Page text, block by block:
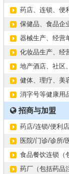
代办港澳东南亚
南部地区某药厂
某器械公司项目
#冠心病养生素
大健康交易中心
膝关节修复药物融
华北某药厂转让
某医药销售团队
“粤省心”为企业
药店、连锁、便
保健品、食品企
器械生产、经营
化妆品生产、经
地产酒店、社区
健体、理疗、美
消字号等健康用
招商与加盟
药店/连锁/便利店
医院/门诊/诊所/
食品餐饮连锁（
药厂（包括药品